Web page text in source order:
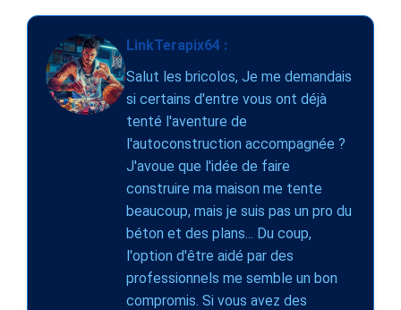
LinkTerapix64 :
Salut les bricolos, Je me demandais
si certains d'entre vous ont déjà
tenté l'aventure de
l'autoconstruction accompagnée ?
J'avoue que l'idée de faire
construire ma maison me tente
beaucoup, mais je suis pas un pro du
béton et des plans... Du coup,
l'option d'être aidé par des
professionnels me semble un bon
compromis. Si vous avez des